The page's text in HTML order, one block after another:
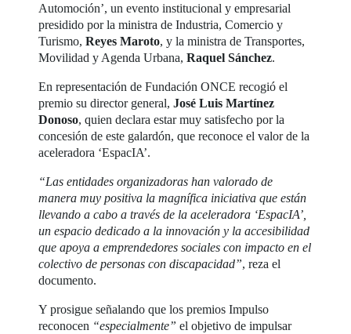
Automoción’, un evento institucional y empresarial
presidido por la ministra de Industria, Comercio y
Turismo,Reyes Maroto, y la ministra de Transportes,
Movilidad y Agenda Urbana,Raquel Sánchez.
En representación de Fundación ONCE recogió el
premio su director general,José Luis Martínez
Donoso, quien declara estar muy satisfecho por la
concesión de este galardón, que reconoce el valor de la
aceleradora ‘EspacIA’.
“Las entidades organizadoras han valorado de
manera muy positiva la magnífica iniciativa que están
llevando a cabo a través de la aceleradora ‘EspacIA’,
un espacio dedicado a la innovación y la accesibilidad
que apoya a emprendedores sociales con impacto en el
colectivo de personas con discapacidad”, reza el
documento.
Y prosigue señalando que los premios Impulso
reconocen “especialmente” el objetivo de impulsar